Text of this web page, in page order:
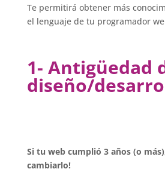
Te permitirá obtener más
el lenguaje de tu programador
1- Antigüedad
diseño/
Si tu web cumplió 3 años (o
cambiarlo!